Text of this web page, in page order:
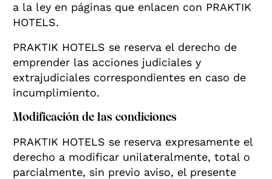
a la ley en páginas que enlacen con PRAKTIK
HOTELS.
PRAKTIK HOTELS se reserva el derecho de
emprender las acciones judiciales y
extrajudiciales correspondientes en caso de
incumplimiento.
Modificación de las condiciones
PRAKTIK HOTELS se reserva expresamente el
derecho a modificar unilateralmente, total o
parcialmente, sin previo aviso, el presente